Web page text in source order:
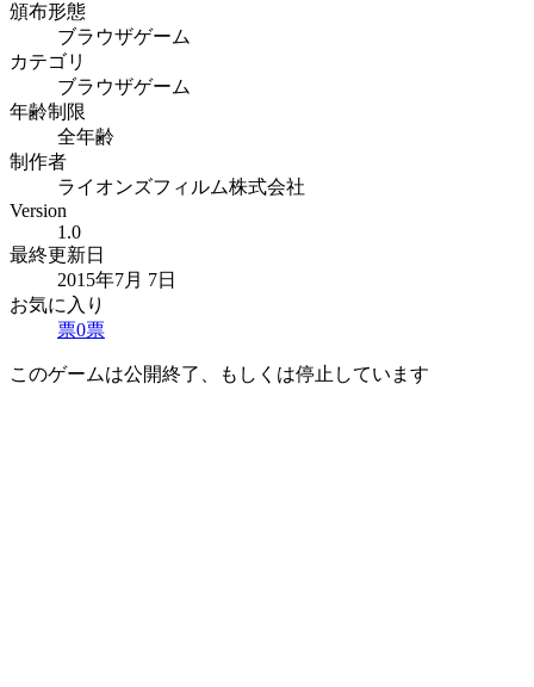
頒布形態
ブラウザゲーム
カテゴリ
ブラウザゲーム
年齢制限
全年齢
制作者
ライオンズフィルム株式会社
Version
1.0
最終更新日
2015年7月 7日
お気に入り
票0票
このゲームは公開終了、もしくは停止しています